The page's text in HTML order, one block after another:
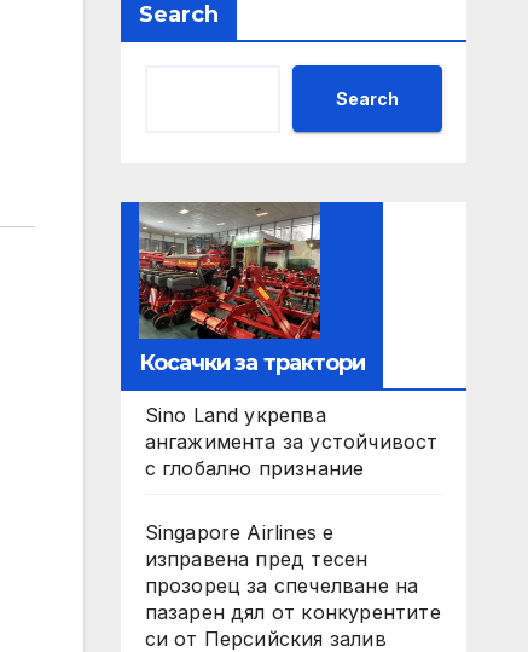
Search
Search
Косачки за трактори
Sino Land укрепва
ангажимента за устойчивост
с глобално признание
Singapore Airlines е
изправена пред тесен
прозорец за спечелване на
пазарен дял от конкурентите
си от Персийския залив